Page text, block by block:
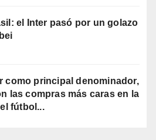
el Inter pasó por un golazo
como principal denominador,
las compras más caras en la
fútbol...